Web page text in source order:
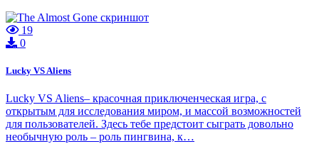
19
0
Lucky VS Aliens
Lucky VS Aliens– красочная приключенческая игра, с
открытым для исследования миром, и массой возможностей
для пользователей. Здесь тебе предстоит сыграть довольно
необычную роль – роль пингвина, к…